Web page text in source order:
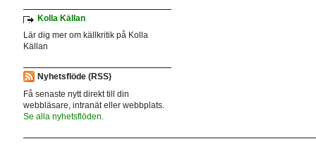
Kolla Källan
Lär dig mer om källkritik på Kolla
Källan
Nyhetsflöde (RSS)
Få senaste nytt direkt till din
webbläsare, intranät eller webbplats.
Se alla nyhetsflöden.